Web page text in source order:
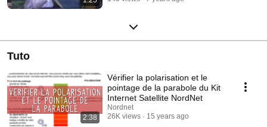
Tuto
2:38
Vérifier la polarisation et le
pointage de la parabole du Kit
Internet Satellite NordNet
Nordnet
26K views
15 years ago